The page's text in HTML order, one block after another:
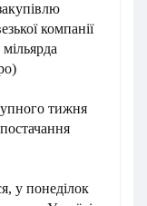
компанії
тижня
у понеділок